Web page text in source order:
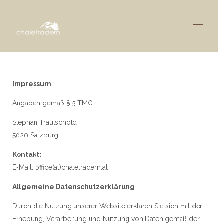
Impressum
Angaben gemäß § 5 TMG:
Stephan Trautschold
5020 Salzburg
Kontakt:
E-Mail: office(at)chaletradern.at
Allgemeine Datenschutzerklärung
Durch die Nutzung unserer Website erklären Sie sich mit der
Erhebung, Verarbeitung und Nutzung von Daten gemäß der